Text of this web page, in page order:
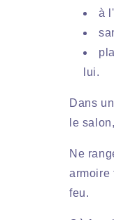
à
lui.
Dans
le
Ne
armoire
feu.